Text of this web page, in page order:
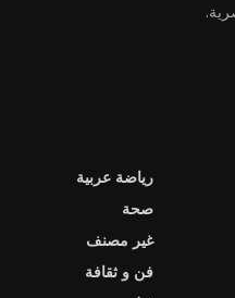
رياضة عربية
صحة
غير مصنف
فن و ثقافة